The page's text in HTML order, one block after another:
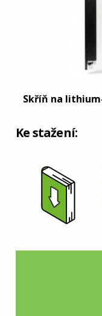
Skříň na
Ke stažení: